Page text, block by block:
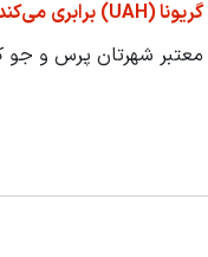
معتبر شهرتان پرس و جو